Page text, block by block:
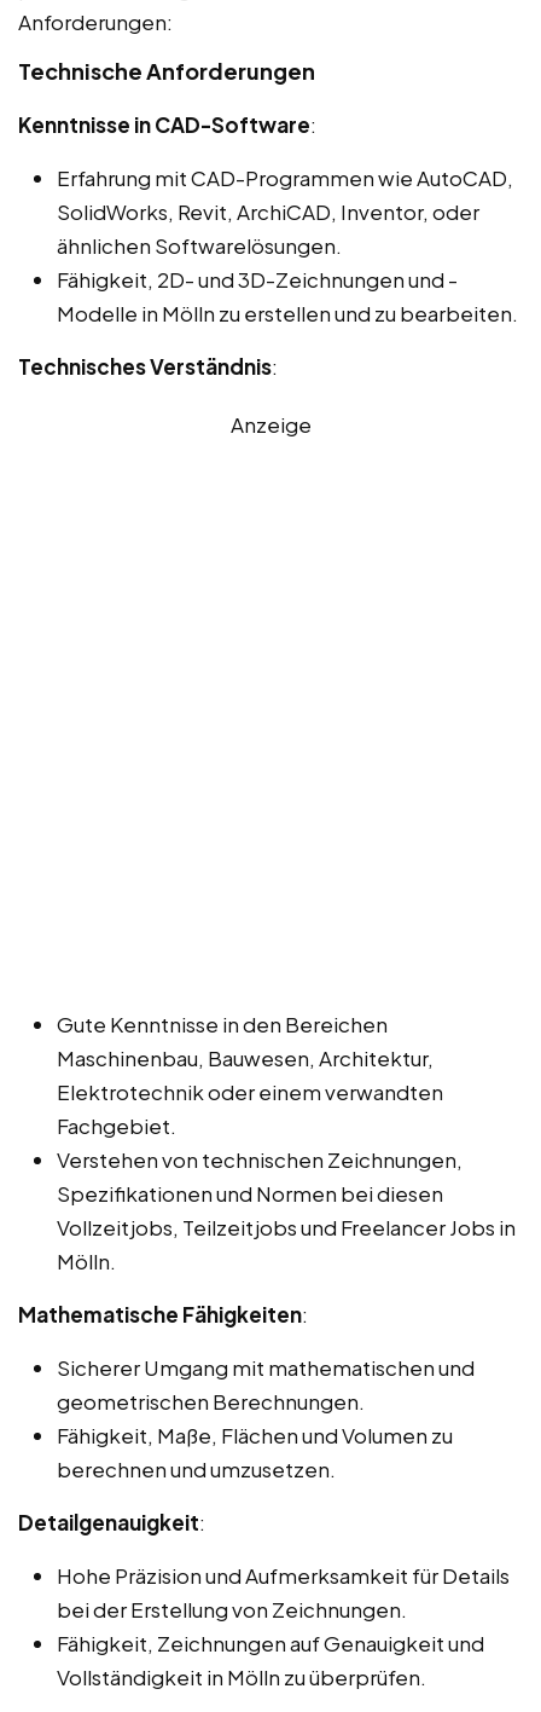
Anforderungen:
Technische Anforderungen
Kenntnisse in CAD-Software:
Erfahrung mit CAD-Programmen wie AutoCAD,
SolidWorks, Revit, ArchiCAD, Inventor, oder
ähnlichen Softwarelösungen.
Fähigkeit, 2D- und 3D-Zeichnungen und -
Modelle in Mölln zu erstellen und zu bearbeiten.
Technisches Verständnis:
Anzeige
Gute Kenntnisse in den Bereichen
Maschinenbau, Bauwesen, Architektur,
Elektrotechnik oder einem verwandten
Fachgebiet.
Verstehen von technischen Zeichnungen,
Spezifikationen und Normen bei diesen
Vollzeitjobs, Teilzeitjobs und Freelancer Jobs in
Mölln.
Mathematische Fähigkeiten:
Sicherer Umgang mit mathematischen und
geometrischen Berechnungen.
Fähigkeit, Maße, Flächen und Volumen zu
berechnen und umzusetzen.
Detailgenauigkeit:
Hohe Präzision und Aufmerksamkeit für Details
bei der Erstellung von Zeichnungen.
Fähigkeit, Zeichnungen auf Genauigkeit und
Vollständigkeit in Mölln zu überprüfen.